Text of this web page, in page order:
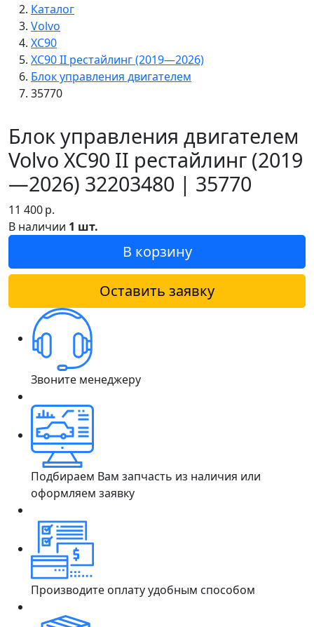
Каталог
Volvo
XC90
XC90 II рестайлинг (2019—2026)
Блок управления двигателем
35770
Блок управления двигателем
Volvo XC90 II рестайлинг (2019
—2026) 32203480 | 35770
11 400р.
В наличии 1 шт.
В корзину
Оставить заявку
Звоните менеджеру
Подбираем Вам запчасть из наличия или
оформляем заявку
Производите оплату удобным способом